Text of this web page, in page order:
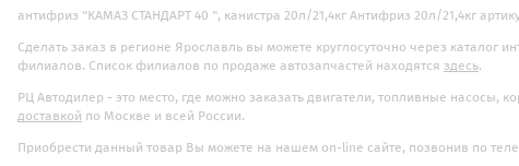
антифриз "КАМАЗ СТАНДАРТ 40 ", канистра 20л/21,4кг Антифриз 20л/21,4кг
Сделать заказ в регионе Ярославль вы можете круглосуточно через каталог
филиалов. Список филиалов по продаже автозапчастей находятся здесь.
РЦ Автодилер - это место, где можно заказать двигатели, топливные насосы,
доставкой по Москве и всей России.
Приобрести данный товар Вы можете на нашем on-line сайте, позвонив по